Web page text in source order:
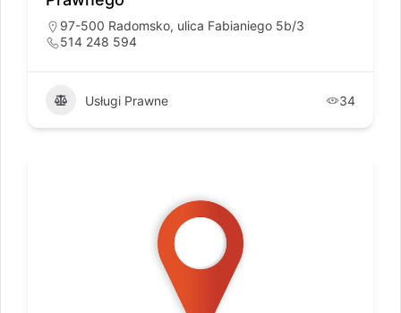
97-500 Radomsko, ulica Fabianiego 5b/3
514 248 594
Usługi Prawne 34